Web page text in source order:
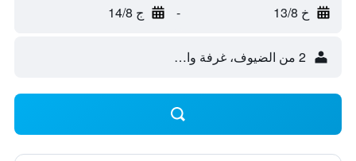
خ 13/8 - ج 14/8
2 من الضيوف، غرفة واحدة